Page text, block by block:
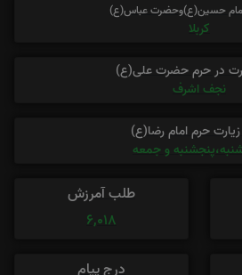
امام حسین(ع)وحضرت عباس(ع)
کربلا
در حرم حضرت علی(ع)
نجف اشرف
حرم امام رضا(ع)
و جمعه
طلب آمرزش
6,018
درج پیام